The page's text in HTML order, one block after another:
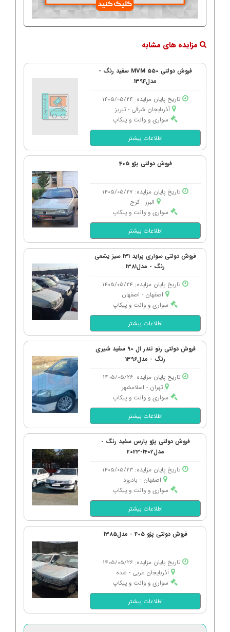
مزایده های مشابه
فروش دولتی MVM 550 سفید رنگ -
مدل1394
تاریخ پایان مزایده: 1405/05/24
آذربایجان شرقی - تبریز
سواری و وانت و پیکاپ
اطلاعات بیشتر
فروش دولتی پژو 405
تاریخ پایان مزایده: 1405/05/27
البرز - كرج
سواری و وانت و پیکاپ
اطلاعات بیشتر
فروش دولتی سواری پراید 131 سبز یشمی
رنگ - مدل1381
تاریخ پایان مزایده: 1405/05/24
اصفهان - اصفهان
سواری و وانت و پیکاپ
اطلاعات بیشتر
فروش دولتی رنو تندر ال 90 سفید شیری
رنگ - مدل1396
تاریخ پایان مزایده: 1405/05/26
تهران - اسلامشهر
سواری و وانت و پیکاپ
اطلاعات بیشتر
فروش دولتی پژو پارس سفید رنگ -
مدل1402-2023
تاریخ پایان مزایده: 1405/05/23
اصفهان - بادرود
سواری و وانت و پیکاپ
اطلاعات بیشتر
فروش دولتی پژو 405 - مدل1385
تاریخ پایان مزایده: 1405/05/26
آذربایجان غربی - نقده
سواری و وانت و پیکاپ
اطلاعات بیشتر